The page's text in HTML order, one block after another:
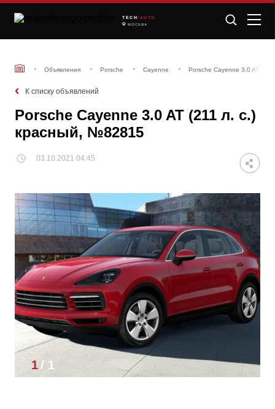
TECH /AUTO
МОСКВА
Объявления Porsche Cayenne Porsche Cayenne 3.0 AT
К списку объявлений
Porsche Cayenne 3.0 AT (211 л. с.)
красный, №82815
03.10.2021 04:45
1/ 1